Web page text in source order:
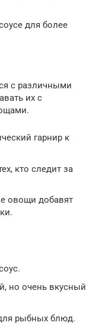
для более
с различными
их с
гарнир к
кто следит за
овощи добавят
но очень вкусный
рыбных блюд.